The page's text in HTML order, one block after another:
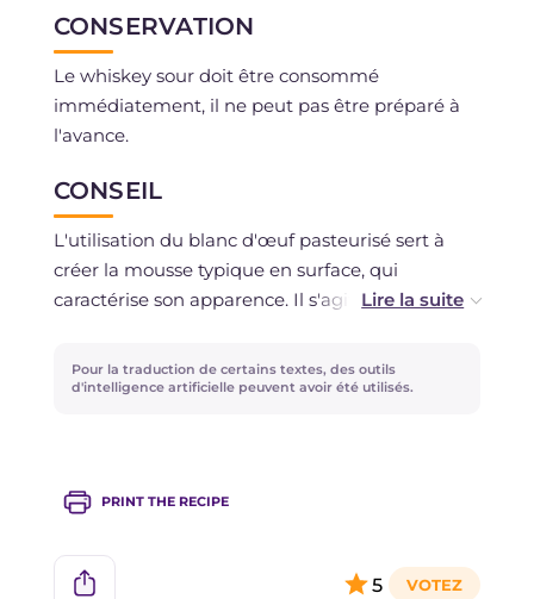
CONSERVATION
Le whiskey sour doit être consommé
immédiatement, il ne peut pas être préparé à
l'avance.
CONSEIL
L'utilisation du blanc d'œuf pasteurisé sert à
créer la mousse typique en surface, qui
caractérise son apparence. Il s'agit toutefois
omettre sans que le goût du cocktail en soit
affecté.
Pour la traduction de certains textes, des outils
d'intelligence artificielle peuvent avoir été utilisés.
PRINT THE RECIPE
5